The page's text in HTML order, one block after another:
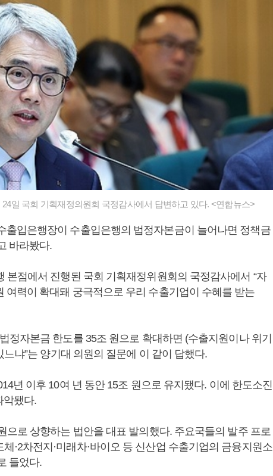
일 국회 기획재정의원회 국정감사에서 답변하고 있다. <연합뉴스>
출입은행장이 수출입은행의 법정자본금이 늘어나면 정책금
바라봤다.
본점에서 진행된 국회 기획재정위원회의 국정감사에서 “자
여력이 확대돼 궁극적으로 우리 수출기업이 수혜를 받는
정자본금 한도를 35조 원으로 확대하면 (수출지원이나 위기
냐”는 양기대 의원의 질문에 이 같이 답했다.
년 이후 10여 년 동안 15조 원으로 유지됐다. 이에 한도소진
악됐다.
으로 상향하는 법안을 대표 발의했다. 주요국들의 발주 프로
·2차전지·미래차·바이오 등 신산업 수출기업의 금융지원소
들었다.